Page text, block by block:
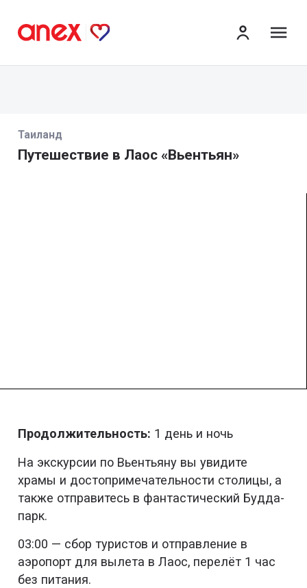
Таиланд
Путешествие в Лаос «Вьентьян»
Продолжительность: 1 день и ночь
На экскурсии по Вьентьяну вы увидите
храмы и достопримечательности столицы, а
также отправитесь в фантастический Будда-
парк.
03:00 — сбор туристов и отправление в
аэропорт для вылета в Лаос, перелёт 1 час
без питания.